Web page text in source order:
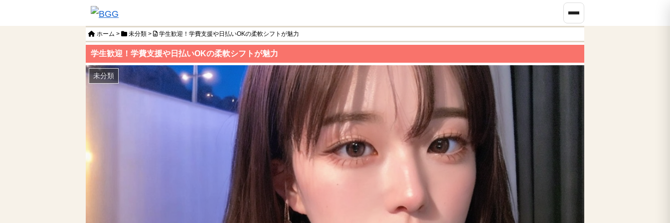
ホーム > 未分類 > 学生歓迎！学費支援や日払いOKの柔軟シフトが魅力
学生歓迎！学費支援や日払いOKの柔軟シフトが魅力
未分類